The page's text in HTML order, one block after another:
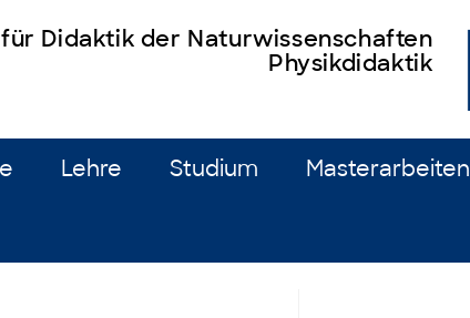
Didaktik der Naturwissenschaften
Physikdidaktik
Lehre Studium Masterarbeiten